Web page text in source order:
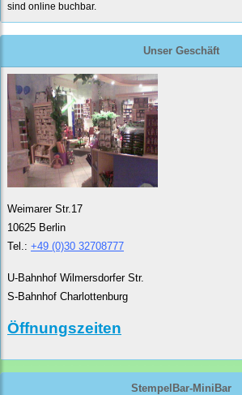
sind online buchbar.
Unser Geschäft
Weimarer Str.17
10625 Berlin
Tel.: +49 (0)30 32708777
U-Bahnhof Wilmersdorfer Str.
S-Bahnhof Charlottenburg
Öffnungszeiten
StempelBar-MiniBar